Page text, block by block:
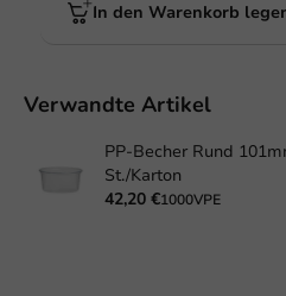
In den Warenkorb
Verwandte Artikel
PP-Becher Rund
St./Karton
42,20 €1000VPE